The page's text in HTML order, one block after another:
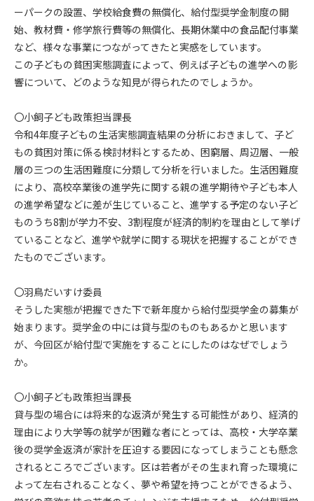
ーパークの設置、学校給食費の無償化、給付型奨学金制度の開
始、教材費・修学旅行費等の無償化、長期休業中の食品配付事業
など、様々な事業につながってきたと実感をしています。
この子どもの貧困実態調査によって、例えば子どもの進学への影
響について、どのような知見が得られたのでしょうか。
〇小飼子ども政策担当課長
令和4年度子どもの生活実態調査結果の分析におきまして、子ど
もの貧困対策に係る検討材料とするため、困窮層、周辺層、一般
層の三つの生活困難度に分類して分析を行いました。生活困難度
により、高校卒業後の進学先に関する親の進学期待や子ども本人
の進学希望などに差が生じていること、進学する予定のない子ど
ものうち8割が学力不安、3割程度が経済的制約を理由として挙げ
ていることなど、進学や就学に関する現状を把握することができ
たものでございます。
〇羽鳥だいすけ委員
そうした実態が把握できた下で新年度から給付型奨学金の募集が
始まります。奨学金の中には貸与型のものもあるかと思います
が、今回区が給付型で実施をすることにしたのはなぜでしょう
か。
〇小飼子ども政策担当課長
貸与型の場合には将来的な返済が発生する可能性があり、経済的
理由により大学等の就学が困難な者にとっては、高校・大学卒業
後の奨学金返済が家計を圧迫する要因になってしまうことも懸念
されるところでございます。区は若者がその生まれ育った環境に
よって左右されることなく、夢や希望を持つことができるよう、